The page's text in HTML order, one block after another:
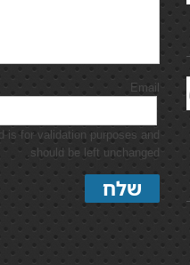
Email
is for validation purposes and
should be left unchanged.